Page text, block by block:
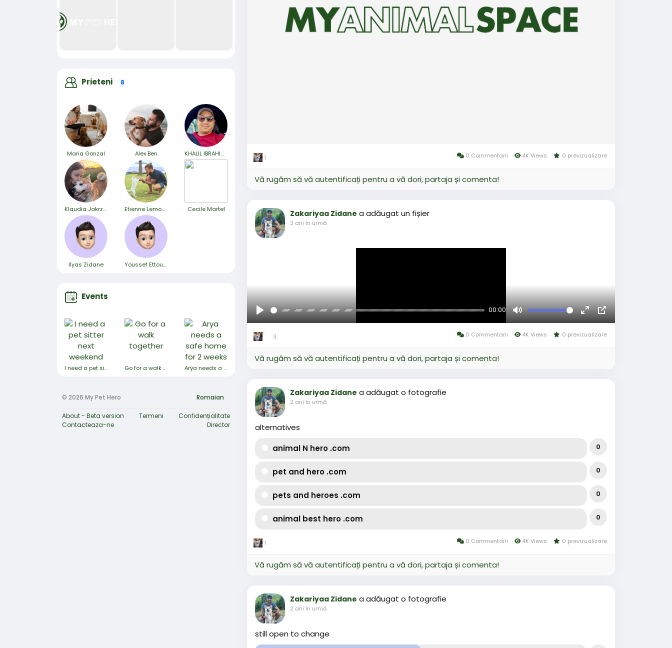
Prieteni 8
Maria Gonzal Alex Ben KHALIL IBRAHIM DOUIDA
Klaudia Jakrzewska Etienne Lemondi Cecile Martel
Ilyas Zidane Youssef Ettoussi
Events
I need a pet sitter next weekend Go for a walk together Arya needs a safe home for 2 weeks
© 2026 My Pet Hero Romaian
About - Beta version Termeni
Confidențialitate
Contacteaza-ne
Director
1 0 Commentarii 4K Views 0 previzualizare
Vă rugăm să vă autentificați pentru a vă dori, partaja și comenta!
Zakariyaa Zidane a adăugat un fișier
2 ani în urmă
Joaca
00:00
Mute Fullscreen
Picture-
in-
3 0 Commentarii 4K Views 0 previzualizare
Vă rugăm să vă autentificați pentru a vă dori, partaja și comenta!
Zakariyaa Zidane a adăugat o fotografie
2 ani în urmă
alternatives
animal N hero .com
0
pet and hero .com 0
pets and heroes .com 0
animal best hero .com 0
1 0 Commentarii 4K Views 0 previzualizare
Vă rugăm să vă autentificați pentru a vă dori, partaja și comenta!
Zakariyaa Zidane a adăugat o fotografie
2 ani în urmă
still open to change